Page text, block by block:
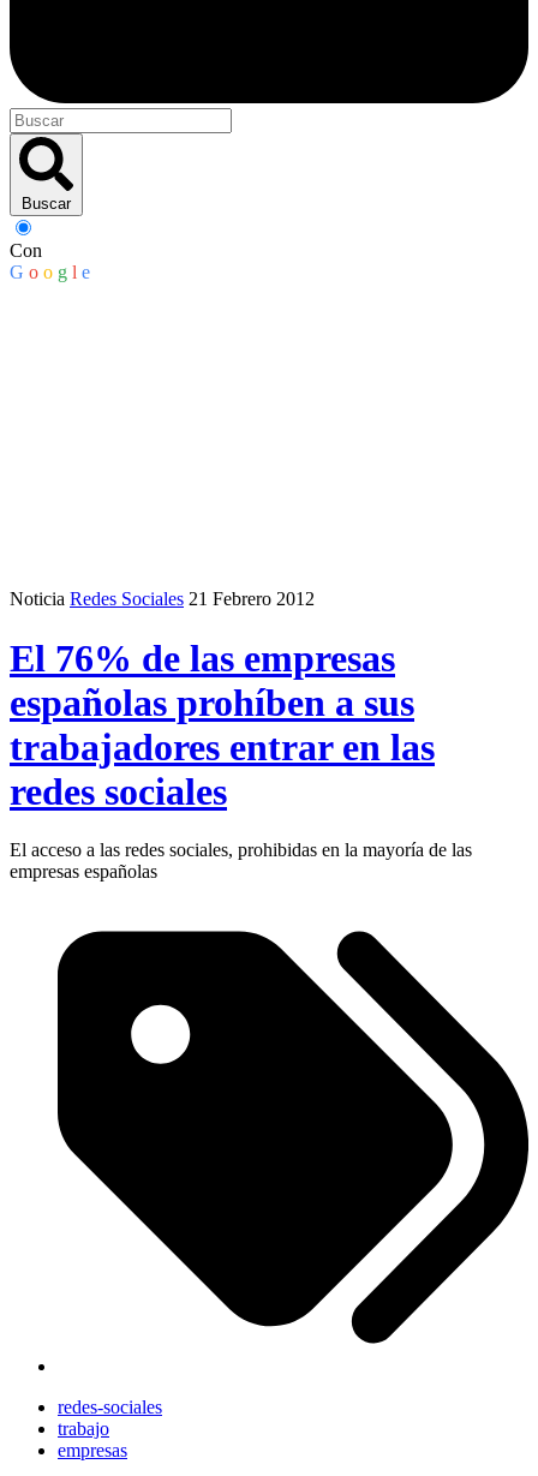
Buscar
Con
G o o g l e
Noticia Redes Sociales 21 Febrero 2012
El 76% de las empresas
españolas prohíben a sus
trabajadores entrar en las
redes sociales
El acceso a las redes sociales, prohibidas en la mayoría de las
empresas españolas
redes-sociales
trabajo
empresas